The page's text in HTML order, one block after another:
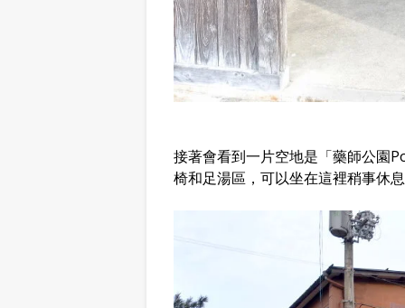
接著會看到一片空地是「藥師公園
椅和足湯區，可以坐在這裡稍事休